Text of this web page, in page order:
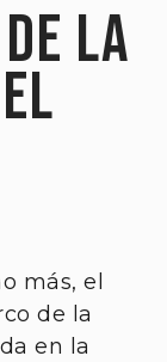
LA
más, el
de la
en la